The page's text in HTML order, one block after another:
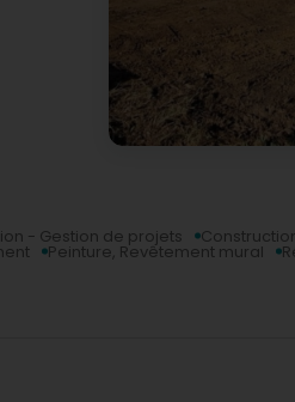
- Gestion de projets
Peinture, Revêtement mural